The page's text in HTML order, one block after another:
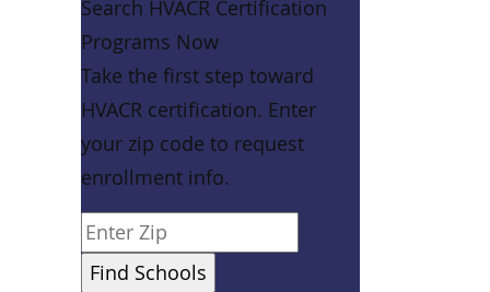
Search HVACR Certification
Programs Now
Take the first step toward
HVACR certification. Enter
your zip code to request
enrollment info.